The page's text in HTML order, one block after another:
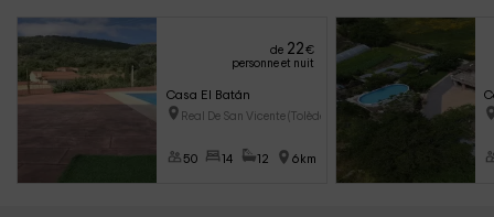
de 22€
personne et nuit
Casa El Batán
Real De San Vicente (Tolède)
50 14 12 6km